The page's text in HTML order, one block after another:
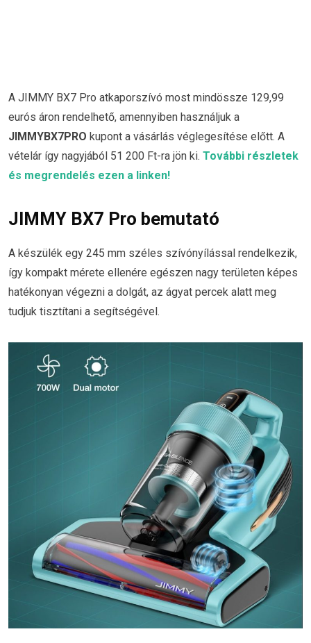
A JIMMY BX7 Pro atkaporszívó most mindössze 129,99
eurós áron rendelhető, amennyiben használjuk a
JIMMYBX7PRO kupont a vásárlás véglegesítése előtt. A
vételár így nagyjából 51 200 Ft-ra jön ki. További részletek
és megrendelés ezen a linken!
JIMMY BX7 Pro bemutató
A készülék egy 245 mm széles szívónyílással rendelkezik,
így kompakt mérete ellenére egészen nagy területen képes
hatékonyan végezni a dolgát, az ágyat percek alatt meg
tudjuk tisztítani a segítségével.